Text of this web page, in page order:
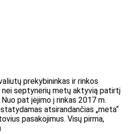
prekybininkas ir rinkos
nei septynerių metų aktyvią patirtį
pat įėjimo į rinkas 2017 m.
atsirandančias „meta“
pasakojimus. Visų pirma,